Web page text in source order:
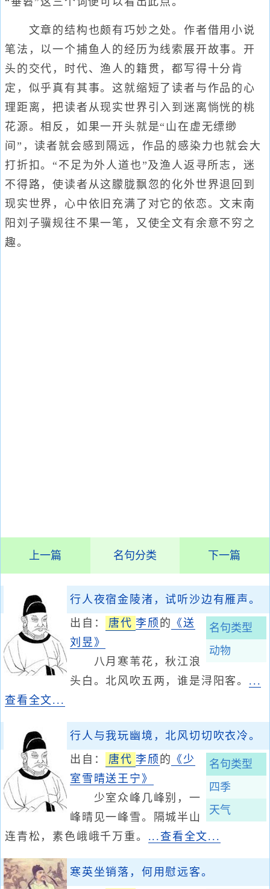
文章的结构也颇有巧妙之处。作者借用小说
笔法，以一个捕鱼人的经历为线索展开故事。开
头的交代，时代、渔人的籍贯，都写得十分肯
定，似乎真有其事。这就缩短了读者与作品的心
理距离，把读者从现实世界引入到迷离惝恍的桃
花源。相反，如果一开头就是“山在虚无缥缈
间”，读者就会感到隔远，作品的感染力也就会大
打折扣。“不足为外人道也”及渔人返寻所志，迷
不得路，使读者从这朦胧飘忽的化外世界退回到
现实世界，心中依旧充满了对它的依恋。文末南
阳刘子骥规往不果一笔，又使全文有余意不穷之
趣。
上一篇 名句分类 下一篇
行人夜宿金陵渚，试听沙边有雁声。
名句类型
动物
出自： 唐代 李颀 的 《送
刘昱》
八月寒苇花，秋江浪
头白。北风吹五两，谁是浔阳客。 ...
查看全文...
行人与我玩幽境，北风切切吹衣冷。
名句类型
四季
天气
出自： 唐代 李颀 的 《少
室雪晴送王宁》
少室众峰几峰别，一
峰晴见一峰雪。隔城半山
连青松，素色峨峨千万重。 ...查看全文...
寒英坐销落，何用慰远客。